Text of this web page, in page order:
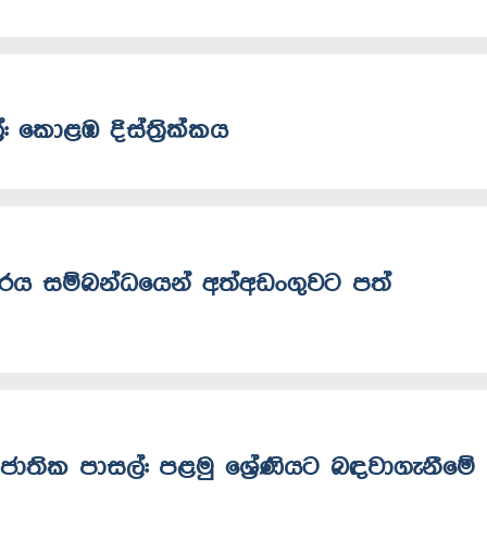
කොළඹ දිස්ත්‍රික්කය
සම්බන්ධයෙන් අත්අඩංගුවට පත්
පාසල්: පළමු ශ්‍රේණියට බඳවාගැනීමේ